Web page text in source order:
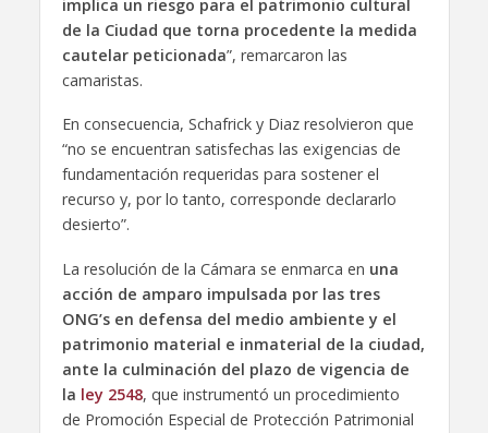
implica un riesgo para el patrimonio cultural
de la Ciudad que torna procedente la medida
cautelar peticionada”, remarcaron las
camaristas.
En consecuencia, Schafrick y Diaz resolvieron que
“no se encuentran satisfechas las exigencias de
fundamentación requeridas para sostener el
recurso y, por lo tanto, corresponde declararlo
desierto”.
La resolución de la Cámara se enmarca en una
acción de amparo impulsada por las tres
ONG’s en defensa del medio ambiente y el
patrimonio material e inmaterial de la ciudad,
ante la culminación del plazo de vigencia de
la ley 2548, que instrumentó un procedimiento
de Promoción Especial de Protección Patrimonial